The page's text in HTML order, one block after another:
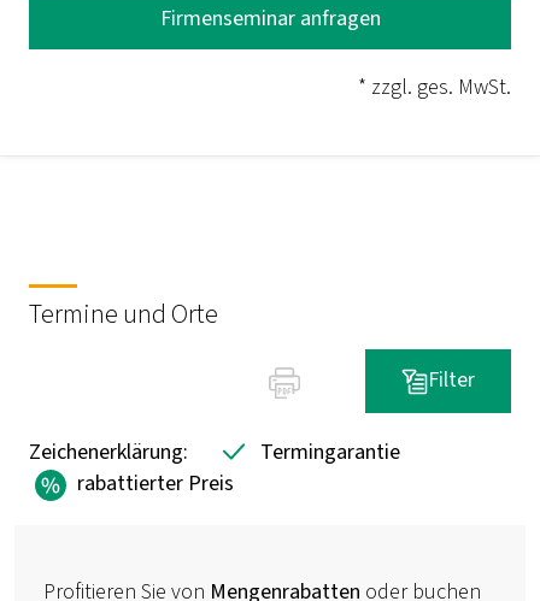
Firmenseminar anfragen
* zzgl. ges. MwSt.
Termine und Orte
Filter
Zeichenerklärung:
Termingarantie
rabattierter Preis
Profitieren Sie von Mengenrabatten oder buchen